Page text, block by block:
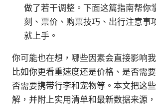
做了若干调整。下面这篇指南帮你
刻、票价、购票技巧、出行注意事
就上手。
你可能也在想，哪些因素会直接影响
比如你更看重速度还是价格、是否需
否需要携带行李和宠物等。本文把这
解，并附上实用清单和最新数据来源